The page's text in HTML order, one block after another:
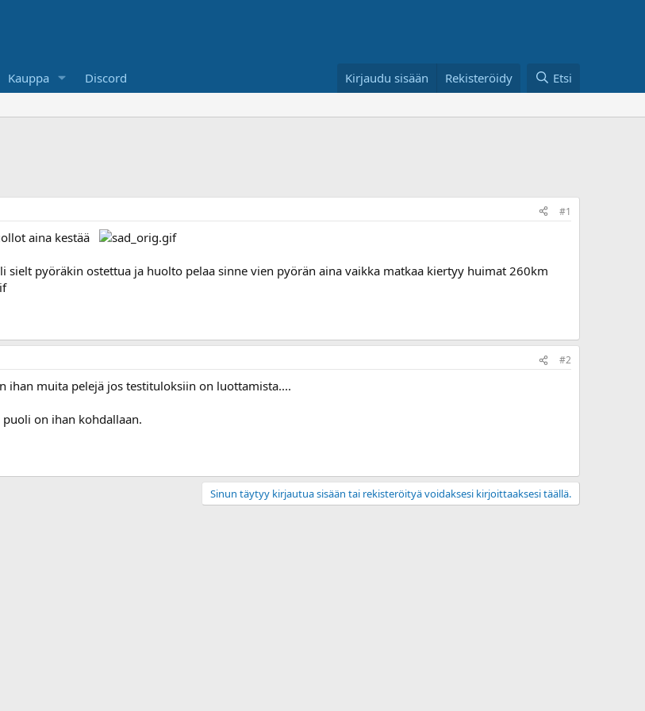
Kauppa Discord Kirjaudu sisään Rekisteröidy Etsi
#1
aina kestää
sielt pyöräkin ostettua ja huolto pelaa sinne vien pyörän aina vaikka matkaa kiertyy huimat 260km
#2
ihan muita pelejä jos testituloksiin on luottamista....
on ihan kohdallaan.
Sinun täytyy kirjautua sisään tai rekisteröityä voidaksesi kirjoittaaksesi täällä.